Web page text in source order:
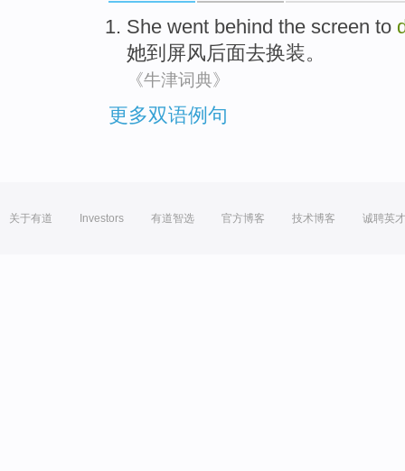
She went behind the screen to
她到 屏风后面去换装。
《牛津词典》
更多双语例句
关于有道 Investors 有道智选 官方博客 技术博客 诚聘英才